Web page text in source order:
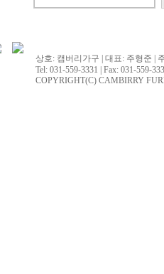
상호: 캠버리가구 | 대표: 주형준 |
Tel: 031-559-3331 | Fax: 031-559-
COPYRIGHT(C) CAMBIRRY